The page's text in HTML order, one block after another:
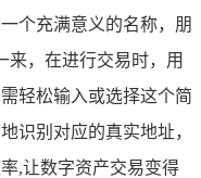
个充满意义的名称，朋
来，在进行交易时，用
轻松输入或选择这个简
识别对应的真实地址，
,让数字资产交易变得